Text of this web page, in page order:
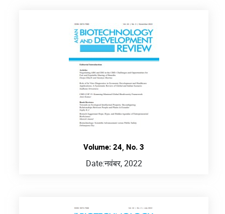
Volume: 24, No. 3
Date:नवंबर, 2022